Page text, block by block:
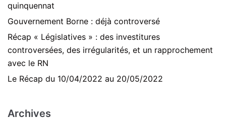
quinquennat
Gouvernement Borne : déjà controversé
Récap « Législatives » : des investitures
controversées, des irrégularités, et un rapprochement
avec le RN
Le Récap du 10/04/2022 au 20/05/2022
Archives